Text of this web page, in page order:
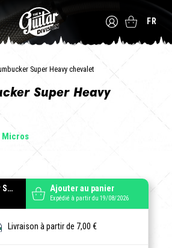
FR
Super Heavy chevalet
Super Heavy
Micros
Micro Humbucker Super Heavy chevalet Ajouter au panier
Expédié à partir du 19/08/2026
Livraison à partir de 7,00 €